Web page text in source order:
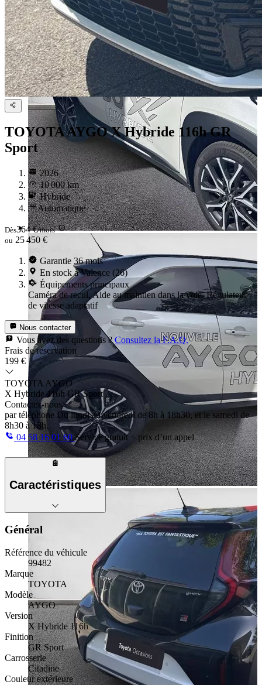
TOYOTA AYGOX Hybride 116h GR
Sport
2026
10 000 km
Hybride
Automatique
Dès364 €/mois
ou 25 450 €
Garantie 36 mois
En stock à Valence (26)
Équipements principaux
Caméra de recul, Aide au maintien dans la voie, Régulateur
de vitesse adaptatif
Nous contacter
Vous avez des questions ? Consultez la F.A.Q.
Frais de réservation
199 €
TOYOTA AYGO
X Hybride 116h GR Sport
Contactez-nous
par téléphone Du lundi au vendredi de 8h à 18h30, et le samedi de
8h30 à 18h.
04 58 16 01 60Service gratuit + prix d’un appel
Caractéristiques
Général
Référence du véhicule
99482
Marque
TOYOTA
Modèle
AYGO
Version
X Hybride 116h
Finition
GR Sport
Carrosserie
Citadine
Couleur extérieure